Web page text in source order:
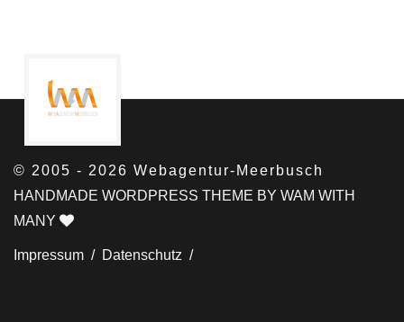
© 2005 - 2026 Webagentur-Meerbusch
HANDMADE WORDPRESS THEME BY WAM WITH
MANY
Impressum / Datenschutz /